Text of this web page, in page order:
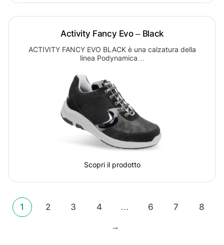
Activity Fancy Evo – Black
ACTIVITY FANCY EVO BLACK è una calzatura della
linea Podynamica…
Scopri il prodotto
1 2 3 4 … 6 7
8
→